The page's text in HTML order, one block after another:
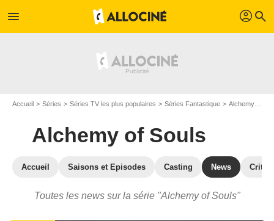
menu profil search
Accueil Séries Séries TV les plus populaires Séries Fantastique Alchemy of Souls
Alchemy of Souls
Accueil Saisons et Episodes Casting News
Toutes les news sur la série "Alchemy of Souls"